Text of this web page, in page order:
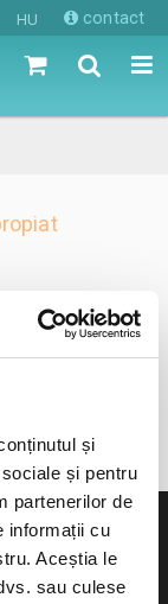
și
și pentru
partenerilor de
informații cu
Aceștia le
sau culese
HU contact